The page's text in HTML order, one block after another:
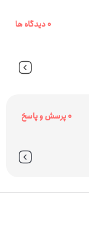
0 دیدگاه ها
0 پرسش و پاسخ